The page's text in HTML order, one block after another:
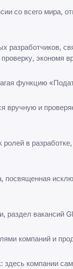
со всего мира,
разработчиков,
экономя
функцию
вручную и
в
раздел вакансий
компаний и
здесь компании